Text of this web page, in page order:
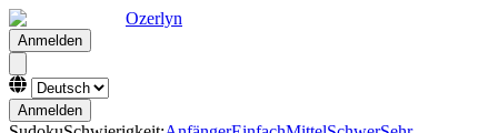
Ozerlyn
Anmelden
Anmelden